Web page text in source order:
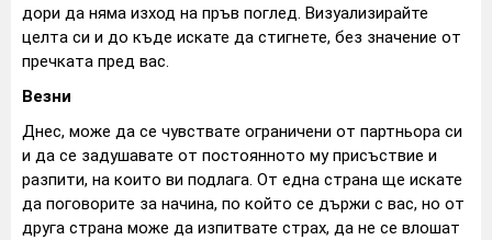
дори да няма изход на пръв поглед. Визуализирайте
целта си и до къде искате да стигнете, без значение от
пречката пред вас.
Везни
Днес, може да се чувствате ограничени от партньора си
и да се задушавате от постоянното му присъствие и
разпити, на които ви подлага. От една страна ще искате
да поговорите за начина, по който се държи с вас, но от
друга страна може да изпитвате страх, да не се влошат